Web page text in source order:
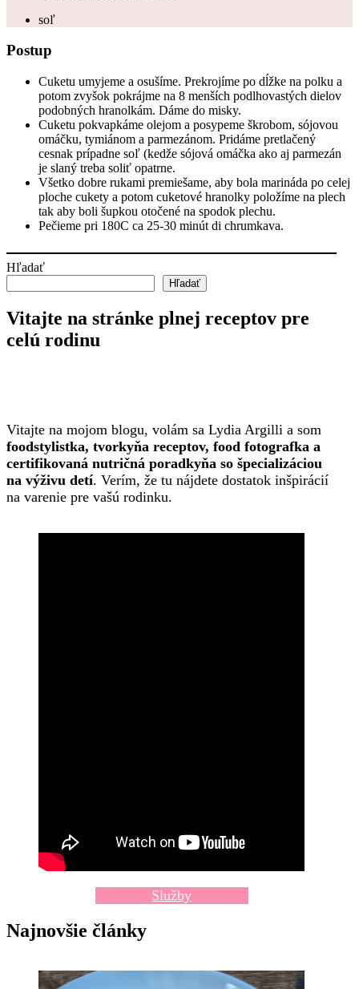
soľ
Postup
Cuketu umyjeme a osušíme. Prekrojíme po dĺžke na polku a
potom zvyšok pokrájme na 8 menších podlhovastých dielov
podobných hranolkám. Dáme do misky.
Cuketu pokvapkáme olejom a posypeme škrobom, sójovou
omáčku, tymiánom a parmezánom. Pridáme pretlačený
cesnak prípadne soľ (kedže sójová omáčka ako aj parmezán
je slaný treba soliť opatrne.
Všetko dobre rukami premiešame, aby bola marináda po celej
ploche cukety a potom cuketové hranolky položíme na plech
tak aby boli šupkou otočené na spodok plechu.
Pečieme pri 180C ca 25-30 minút di chrumkava.
Hľadať
Hľadať
Vitajte na stránke plnej receptov pre
celú rodinu
Vitajte na mojom blogu, volám sa Lydia Argilli a som
foodstylistka, tvorkyňa receptov, food fotografka a
certifikovaná nutričná poradkyňa so špecializáciou
na výživu detí. Verím, že tu nájdete dostatok inšpirácií
na varenie pre vašú rodinku.
Služby
Najnovšie články